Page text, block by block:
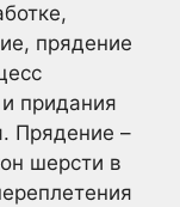
прядение
придания
Прядение –
шерсти в